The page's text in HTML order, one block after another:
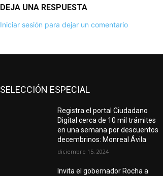
DEJA UNA RESPUESTA
Iniciar sesión para dejar un comentario
SELECCIÓN ESPECIAL
Registra el portal Ciudadano
Digital cerca de 10 mil trámites
en una semana por descuentos
decembrinos: Monreal Ávila
diciembre 15, 2024
Invita el gobernador Rocha a